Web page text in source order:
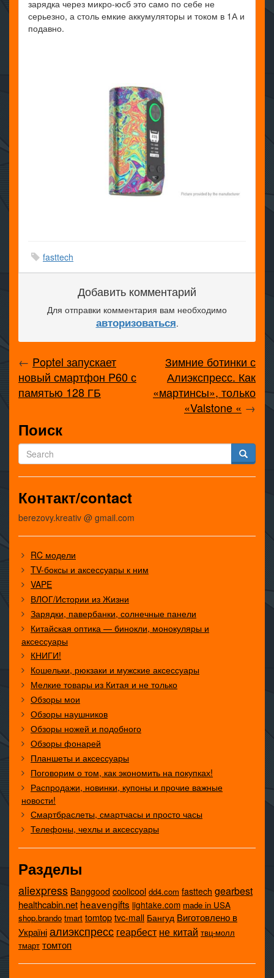
зарядка через микро-юсб это само по себе не
серьезно, а столь емкие аккумуляторы и током в 1А и
подавно.
fasttech
Добавить комментарий
Для отправки комментария вам необходимо
авторизоваться.
← Poptel запускает
новый смартфон P60 с
памятью 128 ГБ
Зимние ботинки с
Алиэкспресс. Как
«мартинсы», только
«Valstone « →
Поиск
Контакт/contact
berezovy.kreativ @ gmail.com
RC модели
TV-боксы и аксессуары к ним
VAPE
ВЛОГ/Истории из Жизни
Зарядки, павербанки, солнечные панели
Китайская оптика — бинокли, монокуляры и
аксессуары
КНИГИ!
Кошельки, рюкзаки и мужские аксессуары
Мелкие товары из Китая и не только
Обзоры мои
Обзоры наушников
Обзоры ножей и подобного
Обзоры фонарей
Планшеты и аксессуары
Поговорим о том, как экономить на покупках!
Распродажи, новинки, купоны и прочие важные
новости!
Смартбраслеты, смартчасы и просто часы
Телефоны, чехлы и аксессуары
Разделы
aliexpress Banggood coolicool dd4.com fasttech gearbest
healthcabin.net heavengifts lightake.com made in USA
shop.brando tmart tomtop tvc-mall Бангуд Виготовлено в
Україніалиэкспресс геарбест не китай твц-молл
тмарт томтоп